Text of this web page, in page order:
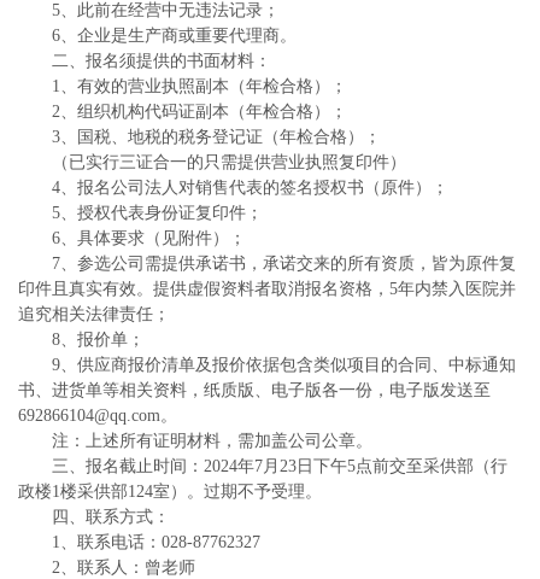
5、此前在经营中无违法记录；
6、企业是生产商或重要代理商。
二、报名须提供的书面材料：
1、有效的营业执照副本（年检合格）；
2、组织机构代码证副本（年检合格）；
3、国税、地税的税务登记证（年检合格）；
（已实行三证合一的只需提供营业执照复印件）
4、报名公司法人对销售代表的签名授权书（原件）；
5、授权代表身份证复印件；
6、具体要求（见附件）；
7、参选公司需提供承诺书，承诺交来的所有资质，皆为原件复
印件且真实有效。提供虚假资料者取消报名资格，5年内禁入医院并
追究相关法律责任；
8、报价单；
9、供应商报价清单及报价依据包含类似项目的合同、中标通知
书、进货单等相关资料，纸质版、电子版各一份，电子版发送至
692866104@qq.com。
注：上述所有证明材料，需加盖公司公章。
三、报名截止时间：2024年7月23日下午5点前交至采供部（行
政楼1楼采供部124室）。过期不予受理。
四、联系方式：
1、联系电话：028-87762327
2、联系人：曾老师